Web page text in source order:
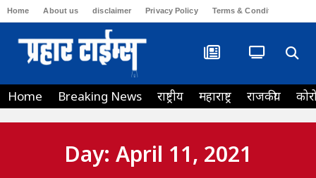
Home About us disclaimer Privacy Policy Terms & Conditions
Home Breaking News राष्ट्रीय महाराष्ट्र राजकीय
Day: April 11, 2021